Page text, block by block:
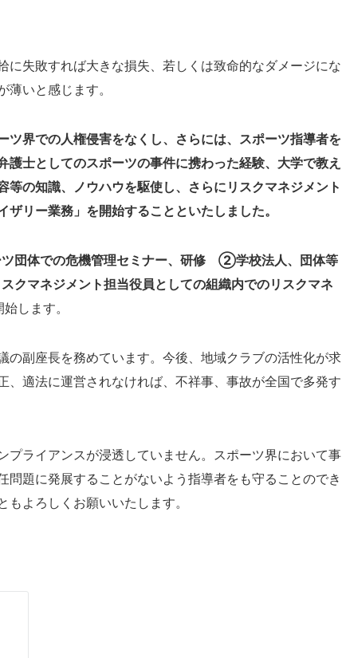
失敗すれば大きな損失、若しくは致命的なダメージにな
いと感じます。
ツ界での人権侵害をなくし、さらには、スポーツ指導者を
士としてのスポーツの事件に携わった経験、大学で教え
の知識、ノウハウを駆使し、さらにリスクマネジメント
リー業務」を開始することといたしました。
団体での危機管理セミナー、研修 ②学校法人、団体等
マネジメント担当役員としての組織内でのリスクマネ
します。
副座長を務めています。今後、地域クラブの活性化が求
適法に運営されなければ、不祥事、事故が全国で多発す
プライアンスが浸透していません。スポーツ界において事
題に発展することがないよう指導者をも守ることのでき
よろしくお願いいたします。